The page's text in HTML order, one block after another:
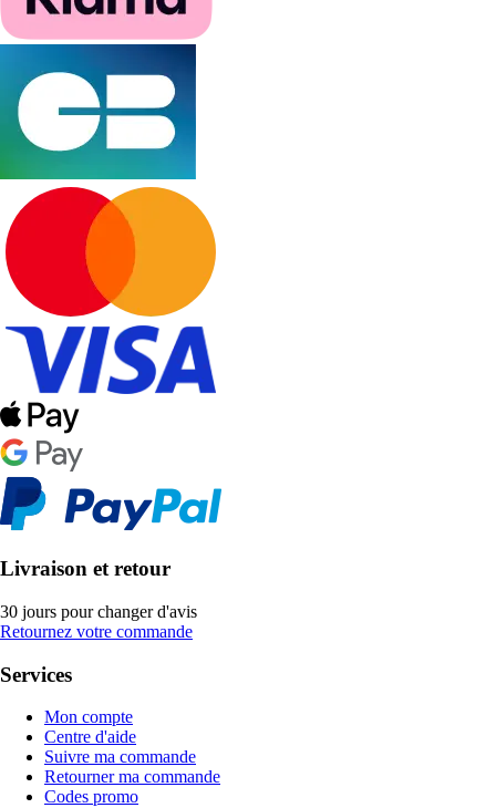
Livraison et retour
30 jours pour changer d'avis
Retournez votre commande
Services
Mon compte
Centre d'aide
Suivre ma commande
Retourner ma commande
Codes promo